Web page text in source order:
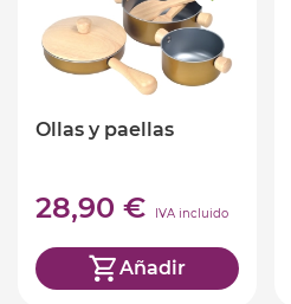
Ollas y paellas
28,90 € IVA incluido
Añadir